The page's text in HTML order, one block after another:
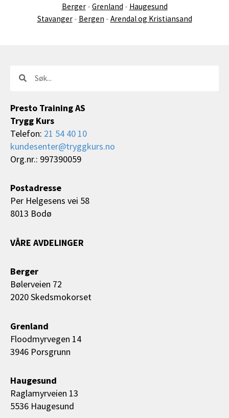
Berger- Grenland - Haugesund
Stavanger- Bergen - Arendal og Kristiansand
Søk
Presto Training AS
Trygg Kurs
Telefon: 21 54 40 10
kundesenter@tryggkurs.no
Org.nr.: 997390059
Postadresse
Per Helgesens vei 58
8013 Bodø
VÅRE AVDELINGER
Berger
Bølerveien 72
2020 Skedsmokorset
Grenland
Floodmyrvegen 14
3946 Porsgrunn
Haugesund
Raglamyrveien 13
5536 Haugesund